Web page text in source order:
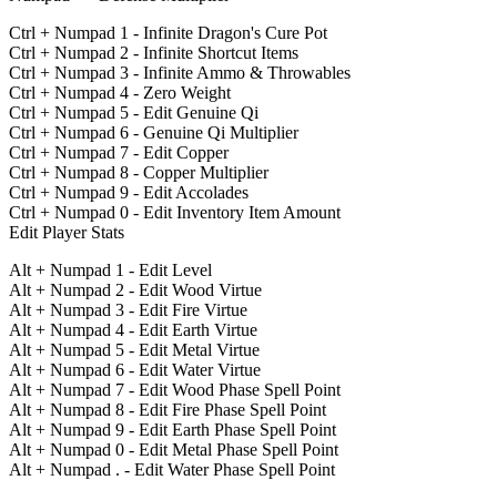
Ctrl + Numpad 1 - Infinite Dragon's Cure Pot
Ctrl + Numpad 2 - Infinite Shortcut Items
Ctrl + Numpad 3 - Infinite Ammo & Throwables
Ctrl + Numpad 4 - Zero Weight
Ctrl + Numpad 5 - Edit Genuine Qi
Ctrl + Numpad 6 - Genuine Qi Multiplier
Ctrl + Numpad 7 - Edit Copper
Ctrl + Numpad 8 - Copper Multiplier
Ctrl + Numpad 9 - Edit Accolades
Ctrl + Numpad 0 - Edit Inventory Item Amount
Edit Player Stats
Alt + Numpad 1 - Edit Level
Alt + Numpad 2 - Edit Wood Virtue
Alt + Numpad 3 - Edit Fire Virtue
Alt + Numpad 4 - Edit Earth Virtue
Alt + Numpad 5 - Edit Metal Virtue
Alt + Numpad 6 - Edit Water Virtue
Alt + Numpad 7 - Edit Wood Phase Spell Point
Alt + Numpad 8 - Edit Fire Phase Spell Point
Alt + Numpad 9 - Edit Earth Phase Spell Point
Alt + Numpad 0 - Edit Metal Phase Spell Point
Alt + Numpad . - Edit Water Phase Spell Point